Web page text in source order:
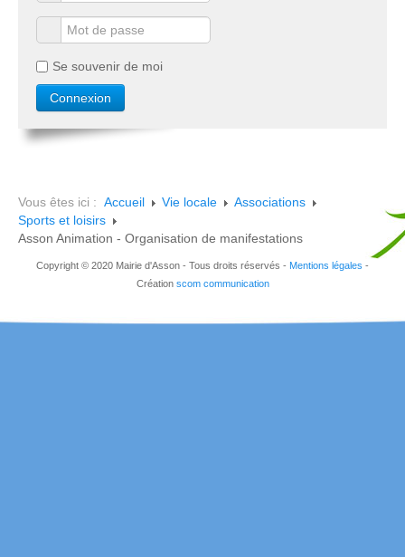
Se souvenir de moi
Vous êtes ici : Accueil Vie locale
Associations
Sports et loisirs
Asson Animation - Organisation de manifestations
Copyright © 2020 Mairie d'Asson - Tous droits réservés - Mentions légales -
Création scom communication